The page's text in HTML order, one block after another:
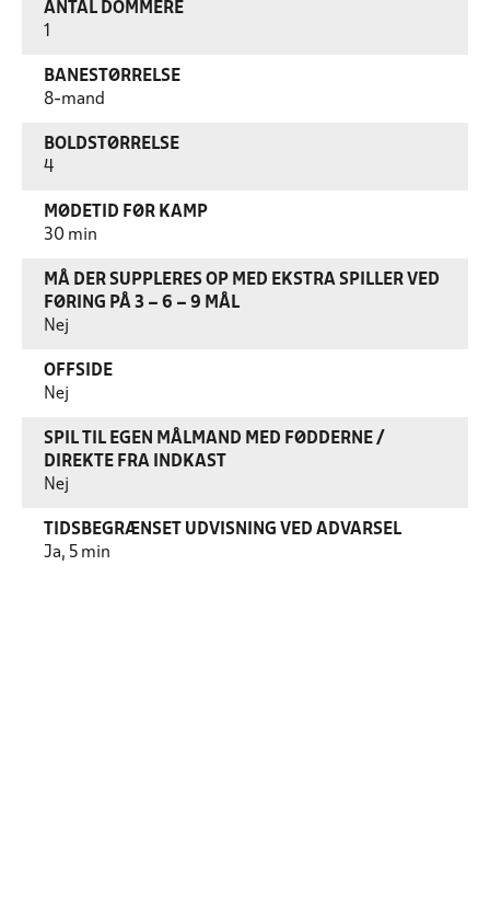
ANTAL DOMMERE
BANESTØRRELSE
8-mand
BOLDSTØRRELSE
4
MØDETID FØR KAMP
30 min
MÅ DER SUPPLERES OP MED EKSTRA SPILLER VED
FØRING PÅ 3 – 6 – 9 MÅL
Nej
OFFSIDE
Nej
SPIL TIL EGEN MÅLMAND MED FØDDERNE /
DIREKTE FRA INDKAST
Nej
TIDSBEGRÆNSET UDVISNING VED ADVARSEL
Ja, 5 min